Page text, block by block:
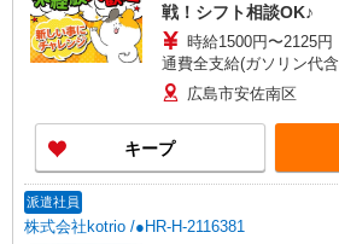
戦！シフト相談OK♪
時給1500円〜2125
通費全支給(ガソリン代
広島市安佐南区
キープ
派遣社員
株式会社kotrio /●HR-H-2116381